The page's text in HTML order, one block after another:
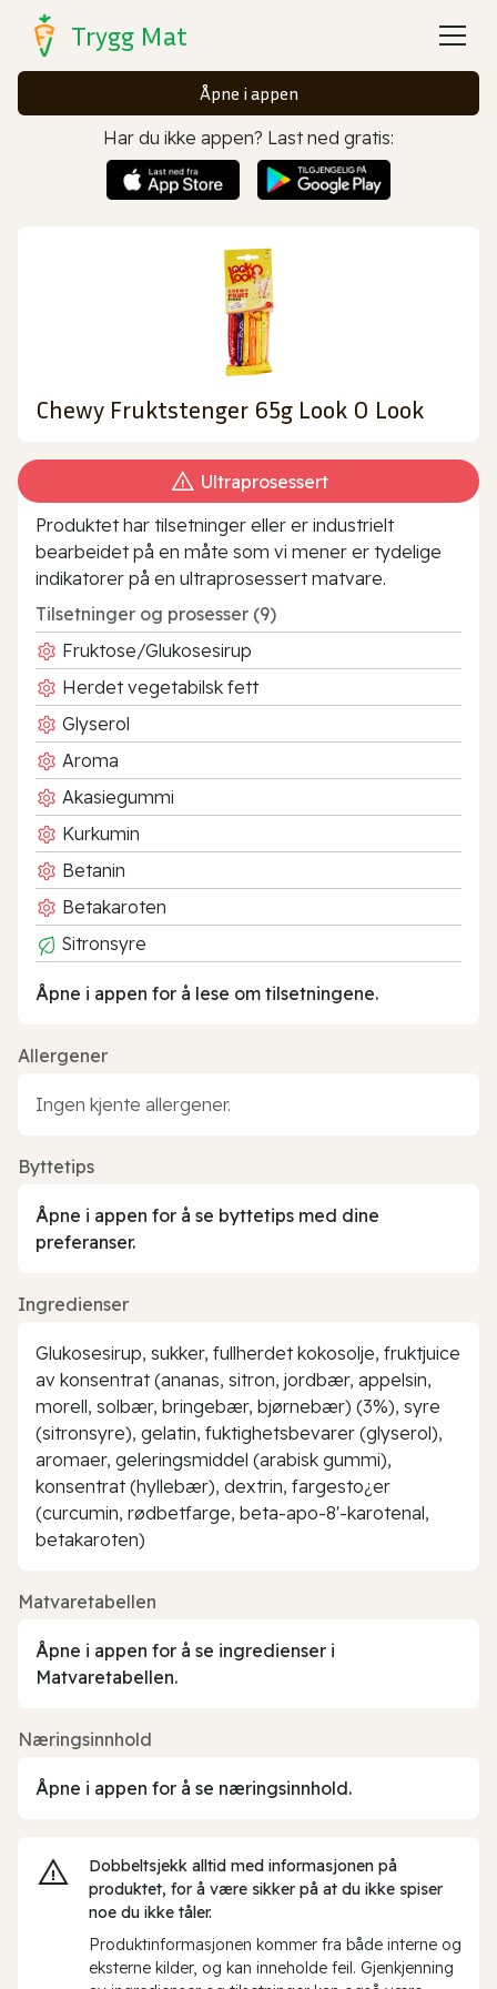
Trygg Mat
Åpne i appen
Har du ikke appen? Last ned gratis:
Chewy Fruktstenger 65g Look O Look
Ultraprosessert
Produktet har tilsetninger eller er industrielt
bearbeidet på en måte som vi mener er tydelige
indikatorer på en ultraprosessert matvare.
Tilsetninger og prosesser (9)
Fruktose/Glukosesirup
Herdet vegetabilsk fett
Glyserol
Aroma
Akasiegummi
Kurkumin
Betanin
Betakaroten
Sitronsyre
Åpne i appen for å lese om tilsetningene.
Allergener
Ingen kjente allergener.
Byttetips
Åpne i appen for å se byttetips med dine
preferanser.
Ingredienser
Glukosesirup, sukker, fullherdet kokosolje, fruktjuice
av konsentrat (ananas, sitron, jordbær, appelsin,
morell, solbær, bringebær, bjørnebær) (3%), syre
(sitronsyre), gelatin, fuktighetsbevarer (glyserol),
aromaer, geleringsmiddel (arabisk gummi),
konsentrat (hyllebær), dextrin, fargesto¿er
(curcumin, rødbetfarge, beta-apo-8'-karotenal,
betakaroten)
Matvaretabellen
Åpne i appen for å se ingredienser i
Matvaretabellen.
Næringsinnhold
Åpne i appen for å se næringsinnhold.
Dobbeltsjekk alltid med informasjonen på
produktet, for å være sikker på at du ikke spiser
noe du ikke tåler.
Produktinformasjonen kommer fra både interne og
eksterne kilder, og kan inneholde feil. Gjenkjenning